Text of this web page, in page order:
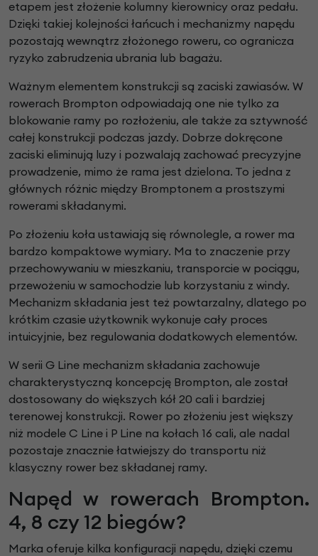
etapem jest złożenie kolumny kierownicy oraz pedału.
Dzięki takiej kolejności łańcuch i mechanizmy napędu
pozostają wewnątrz złożonego roweru, co ogranicza
ryzyko zabrudzenia ubrania lub bagażu.
Ważnym elementem konstrukcji są zaciski zawiasów. W
rowerach Brompton odpowiadają one nie tylko za
blokowanie ramy po rozłożeniu, ale także za sztywność
całej konstrukcji podczas jazdy. Dobrze dokręcone
zaciski eliminują luzy i pozwalają zachować precyzyjne
prowadzenie, mimo że rama jest dzielona. To jedna z
głównych różnic między Bromptonem a prostszymi
rowerami składanymi.
Po złożeniu koła ustawiają się równolegle, a rower ma
bardzo kompaktowe wymiary. Ma to znaczenie przy
przechowywaniu w mieszkaniu, transporcie w pociągu,
przewożeniu w samochodzie lub korzystaniu z windy.
Mechanizm składania jest też powtarzalny, dlatego po
krótkim czasie użytkownik wykonuje cały proces
intuicyjnie, bez regulowania dodatkowych elementów.
W serii G Line mechanizm składania zachowuje
charakterystyczną koncepcję Brompton, ale został
dostosowany do większych kół 20 cali i bardziej
terenowej konstrukcji. Rower po złożeniu jest większy
niż modele C Line i P Line na kołach 16 cali, ale nadal
pozostaje znacznie łatwiejszy do transportu niż
klasyczny rower bez składanej ramy.
Napęd w rowerach Brompton.
4, 8 czy 12 biegów?
Marka oferuje kilka konfiguracji napędu, dzięki czemu